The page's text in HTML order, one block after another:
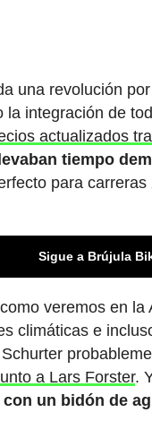
una revolución
la integración de
actualizados
tiempo
para
Sigue a Brújula
veremos en
climáticas e
a Lars Forster.
un bidón de